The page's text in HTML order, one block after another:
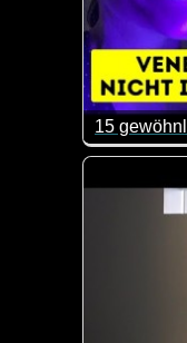
Hier